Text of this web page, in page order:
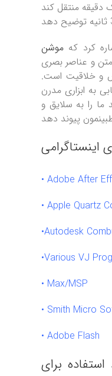
را در یک دقیقه منتقل کند
کرد که موشن
و عناصر بصری
و خلاقیت است.
به ابزاری مدرن
را به سلایق و
• Adobe After
• Apple Quartz
•Autodesk
•Various VJ
• Max/MSP
• Smith Micro
• Adobe Flash
برای